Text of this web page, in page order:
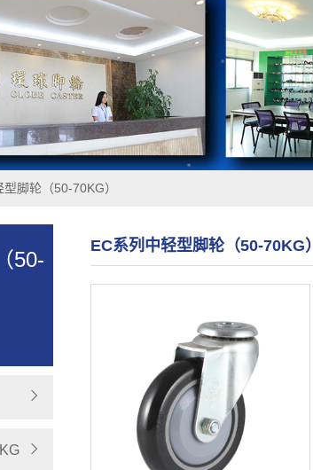
脚轮（50-70KG）
50-
EC系列中轻型脚轮（50-70KG）